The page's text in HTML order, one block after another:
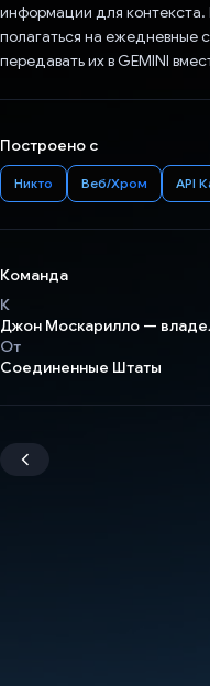
информации для
полагаться на ежедневные
передавать их в GEMINI
Построено с
Никто Веб/Хром API
Команда
К
Джон Москарилло —
От
Соединенные Штаты